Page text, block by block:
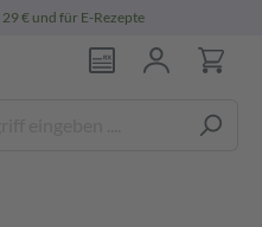
29 € und für E-Rezepte